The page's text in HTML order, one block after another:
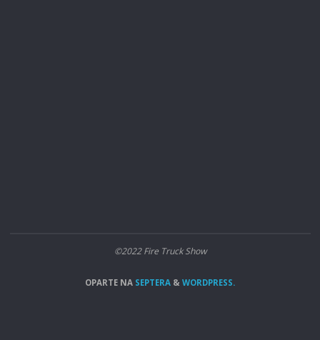
©2022 Fire Truck Show
OPARTE NA SEPTERA & WORDPRESS.